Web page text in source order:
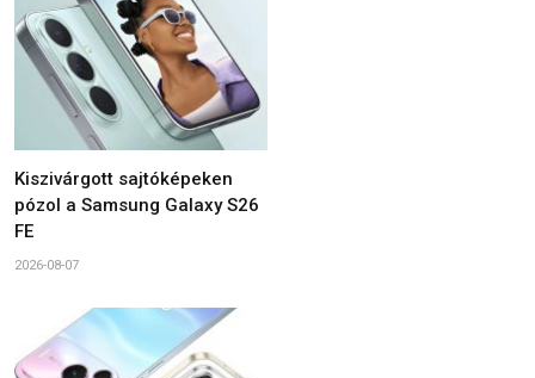
Kiszivárgott sajtóképeken
pózol a Samsung Galaxy S26
FE
2026-08-07